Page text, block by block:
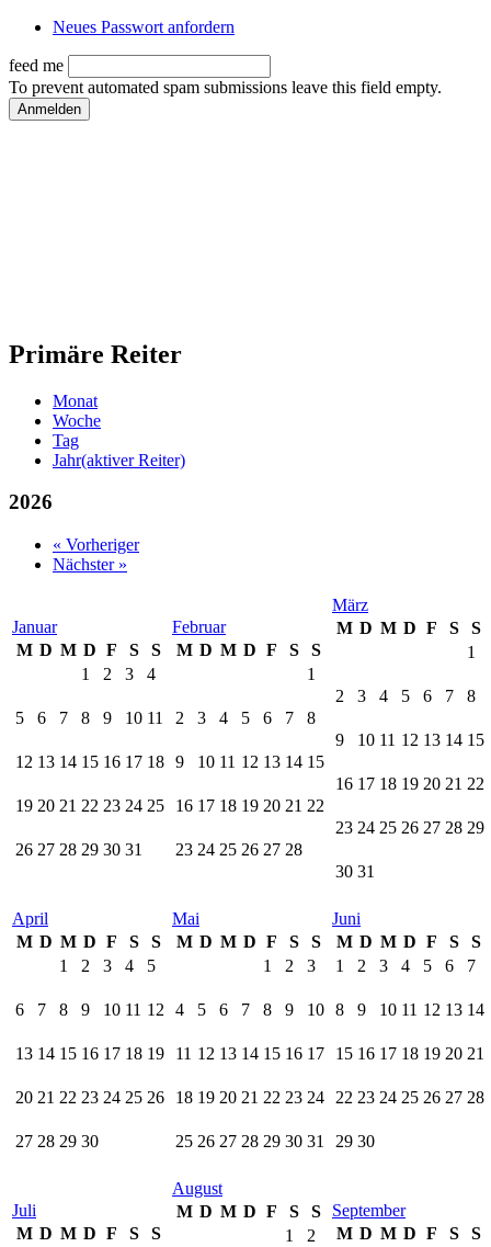
Neues Passwort anfordern
feed me
To prevent automated spam submissions leave this field empty.
Primäre Reiter
Monat
Woche
Tag
Jahr(aktiver Reiter)
2026
« Vorheriger
Nächster »
Januar
M D M D F S
S
1
2 3 4
5 6 7 8 9 10 11
12 13 14 15 16 17 18
19 20 21 22 23 24 25
26 27 28 29 30 31
Februar
M D M D F S
S
1
2 3 4 5 6 7 8
9 10 11 12 13 14 15
16 17 18 19 20 21 22
23 24 25 26 27 28
März
M D M D F S
S
1
2 3 4 5 6 7 8
9 10 11 12 13 14 15
16 17 18 19 20 21 22
23 24 25 26 27 28 29
30 31
April
M D M D F S
S
1
2 3 4 5
6 7 8 9 10 11 12
13 14 15 16 17 18 19
20 21 22 23 24 25 26
27 28 29 30
Mai
M D M D F S
S
1
2 3
4 5 6 7 8 9 10
11 12 13 14 15 16 17
18 19 20 21 22 23 24
25 26 27 28 29 30 31
Juni
M D M D F S
S
1
2 3 4 5 6 7
8 9 10 11 12 13 14
15 16 17 18 19 20 21
22 23 24 25 26 27 28
29 30
Juli
M D M D F S
S
August
M D M D F S
S
1
2
September
M D M D F S
S